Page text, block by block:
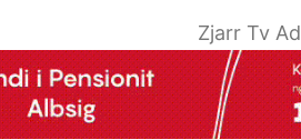
Zjarr Tv Ad